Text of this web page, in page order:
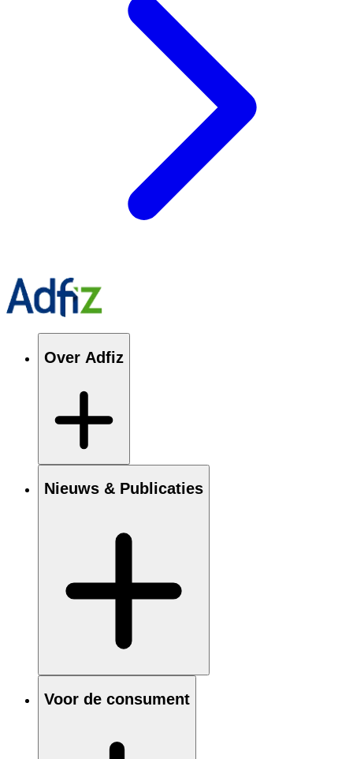
Over Adfiz
Nieuws & Publicaties
Voor de consument